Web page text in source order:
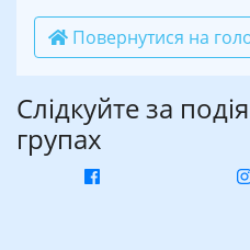
Повернутися на
Слідкуйте за
групах